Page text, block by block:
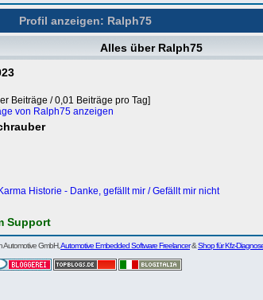
Profil anzeigen: Ralph75
Alles über Ralph75
Beiträge / 0,01 Beiträge pro Tag]
von Ralph75 anzeigen
Karma Historie - Danke, gefällt mir / Gefällt mir nicht
Support
Automotive GmbH,Automotive Embedded Software Freelancer&Shop für Kfz-